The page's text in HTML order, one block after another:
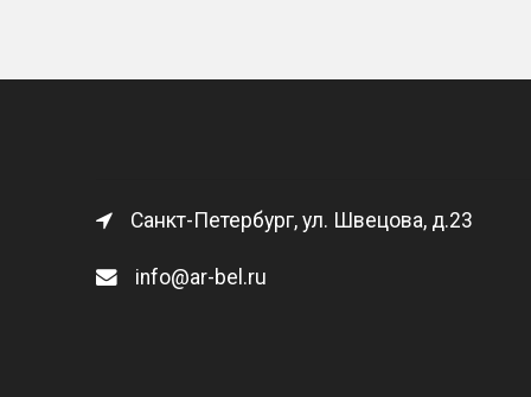
Санкт-Петербург, ул. Швецова, д.23
info@ar-bel.ru